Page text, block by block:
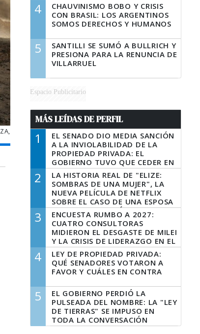
4
CHAUVINISMO BOBO Y CRISIS
CON BRASIL: LOS ARGENTINOS
SOMOS DERECHOS Y HUMANOS
5
SANTILLI SE SUMÓ A BULLRICH Y
PRESIONA PARA LA RENUNCIA DE
VILLARRUEL
Espacio Publicitario
MÁS LEÍDAS DE PERFIL
1
EL SENADO DIO MEDIA SANCIÓN
A LA INVIOLABILIDAD DE LA
PROPIEDAD PRIVADA: EL
GOBIERNO TUVO QUE CEDER EN
LA LEY DEL MANEJO DEL FUEGO
2
LA HISTORIA REAL DE "ELIZE:
SOMBRAS DE UNA MUJER", LA
NUEVA PELÍCULA DE NETFLIX
SOBRE EL CASO DE UNA ESPOSA
QUE DESCUARTIZÓ A SU
MARIDO
3
ENCUESTA RUMBO A 2027:
CUATRO CONSULTORAS
MIDIERON EL DESGASTE DE MILEI
Y LA CRISIS DE LIDERAZGO EN EL
PERONISMO
4
LEY DE PROPIEDAD PRIVADA:
QUÉ SENADORES VOTARON A
FAVOR Y CUÁLES EN CONTRA
5
EL GOBIERNO PERDIÓ LA
PULSEADA DEL NOMBRE: LA "LEY
DE TIERRAS" SE IMPUSO EN
TODA LA CONVERSACIÓN
DIGITAL